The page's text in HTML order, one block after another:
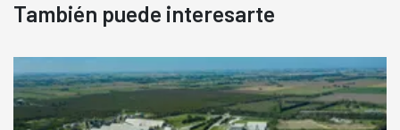
También puede interesarte